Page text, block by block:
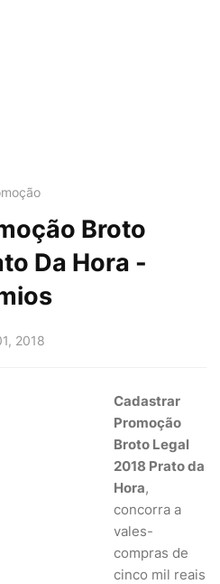
Broto
Da Hora -
2018
Cadastrar
Promoção
Broto Legal
2018 Prato da
Hora,
concorra a
vales-
compras de
cinco mil reais